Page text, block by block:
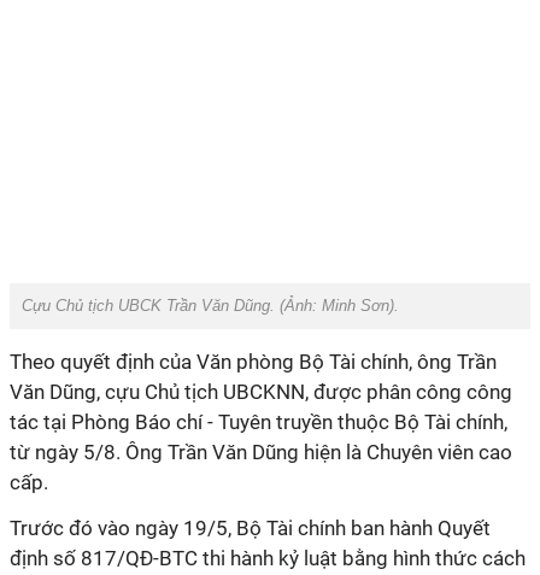
Cựu Chủ tịch UBCK Trần Văn Dũng. (Ảnh: Minh Sơn).
Theo quyết định của Văn phòng Bộ Tài chính, ông Trần
Văn Dũng, cựu Chủ tịch UBCKNN, được phân công công
tác tại Phòng Báo chí - Tuyên truyền thuộc Bộ Tài chính,
từ ngày 5/8. Ông Trần Văn Dũng hiện là Chuyên viên cao
cấp.
Trước đó vào ngày 19/5, Bộ Tài chính ban hành Quyết
định số 817/QĐ-BTC thi hành kỷ luật bằng hình thức cách